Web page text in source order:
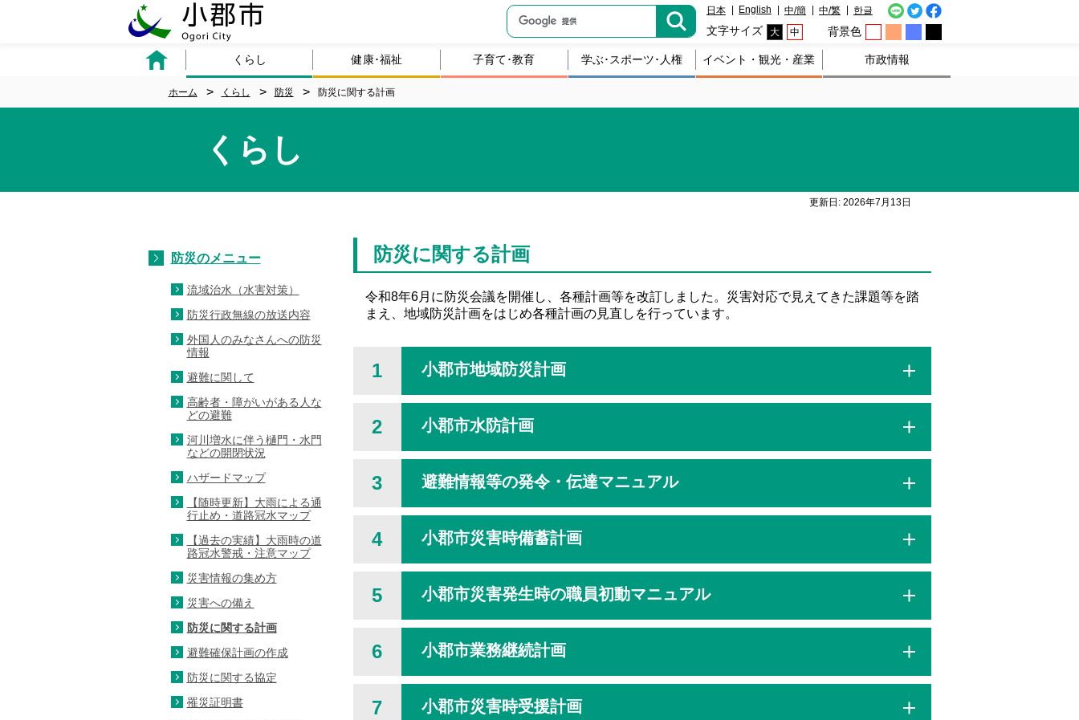
日本 English 中/簡 中/繁 한글
文字サイズ 大 中 背景色
くらし 健康･福祉 子育て･教育 学ぶ･スポーツ･人権 イベント・観光・産業 市政情報
ホーム くらし 防災 防災に関する計画
くらし
更新日: 2026年7月13日
防災に関する計画
令和8年6月に防災会議を開催し、各種計画等を改訂しました。災害対応で見えてきた課題等を踏
まえ、地域防災計画をはじめ各種計画の見直しを行っています。
1 小郡市地域防災計画
2 小郡市水防計画
3 避難情報等の発令・伝達マニュアル
4 小郡市災害時備蓄計画
5 小郡市災害発生時の職員初動マニュアル
6 小郡市業務継続計画
7 小郡市災害時受援計画
防災のメニュー
流域治水（水害対策）
防災行政無線の放送内容
外国人のみなさんへの防災
情報
避難に関して
高齢者・障がいがある人な
どの避難
河川増水に伴う樋門・水門
などの開閉状況
ハザードマップ
【随時更新】大雨による通
行止め・道路冠水マップ
【過去の実績】大雨時の道
路冠水警戒・注意マップ
災害情報の集め方
災害への備え
防災に関する計画
避難確保計画の作成
防災に関する協定
罹災証明書